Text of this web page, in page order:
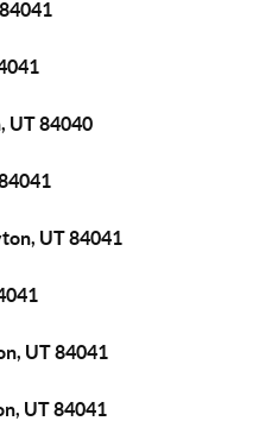
UT 84040
UT 84041
UT 84041
UT 84041